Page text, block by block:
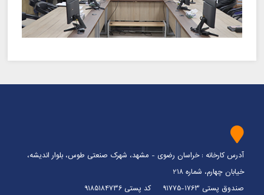
آدرس کارخانه : خراسان رضوی - مشهد، شهرک صنعتی طوس، بلوار اندیشه،
خیابان چهارم، شماره 218
صندوق پستی 1763-91775 کد پستی 9185184736